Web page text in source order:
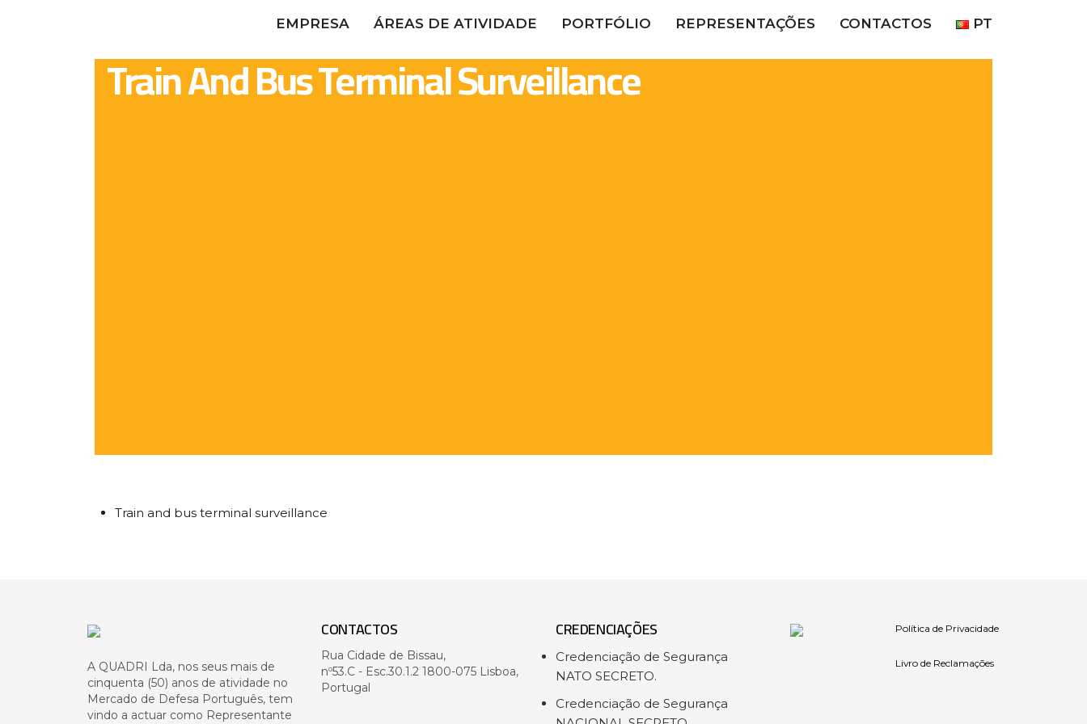
EMPRESA ÁREAS DE ATIVIDADE PORTFÓLIO REPRESENTAÇÕES CONTACTOS PT
Train And Bus Terminal Surveillance
Train and bus terminal surveillance
A QUADRI Lda, nos seus mais de
cinquenta (50) anos de atividade no
Mercado de Defesa Português, tem
vindo a actuar como Representante
CONTACTOS
Rua Cidade de Bissau,
nº53.C - Esc.30.1.2 1800-075 Lisboa,
Portugal
CREDENCIAÇÕES
Credenciação de Segurança
NATO SECRETO.
Credenciação de Segurança
Política de Privacidade
Livro de Reclamações